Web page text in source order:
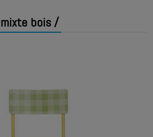
bois /